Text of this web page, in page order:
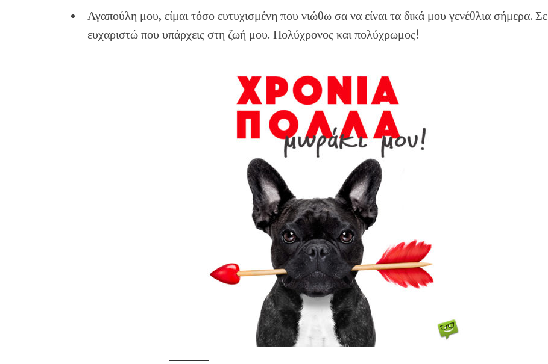
Αγαπούλη μου, είμαι τόσο ευτυχισμένη που νιώθω σα να είναι τα δικά μου γενέθλια σήμερα. Σε
ευχαριστώ που υπάρχεις στη ζωή μου. Πολύχρονος και πολύχρωμος!